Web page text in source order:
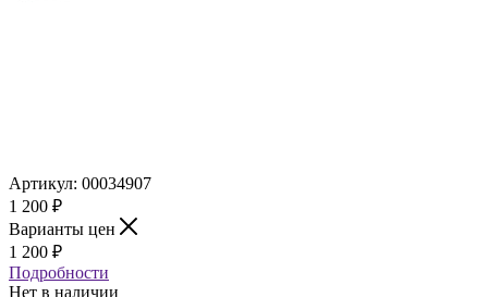
Артикул: 00034907
1 200 ₽
Варианты цен
1 200 ₽
Подробности
Нет в наличии